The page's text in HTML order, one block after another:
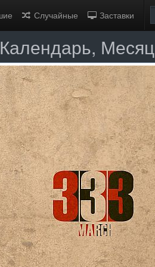
Случайные Заставки
Месяц